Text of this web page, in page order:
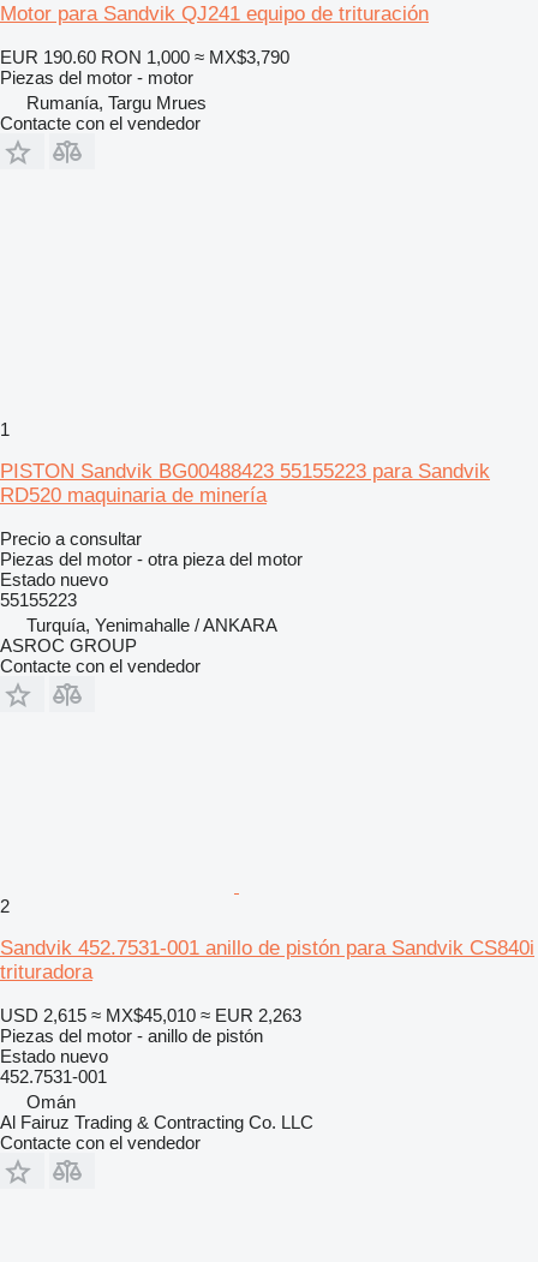
Motor para Sandvik QJ241 equipo de trituración
EUR 190.60 RON 1,000 ≈ MX$3,790
Piezas del motor - motor
Rumanía, Targu Mrues
Contacte con el vendedor
1
PISTON Sandvik BG00488423 55155223 para Sandvik
RD520 maquinaria de minería
Precio a consultar
Piezas del motor - otra pieza del motor
Estado nuevo
55155223
Turquía, Yenimahalle / ANKARA
ASROC GROUP
Contacte con el vendedor
2
Sandvik 452.7531-001 anillo de pistón para Sandvik CS840i
trituradora
USD 2,615 ≈ MX$45,010 ≈ EUR 2,263
Piezas del motor - anillo de pistón
Estado nuevo
452.7531-001
Omán
Al Fairuz Trading & Contracting Co. LLC
Contacte con el vendedor